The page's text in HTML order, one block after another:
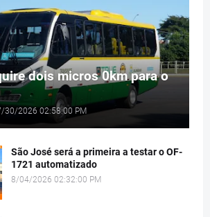
dois micros 0km para o
30/2026 02:58:00 PM
São José será a primeira a testar o OF-
1721 automatizado
8/04/2026 02:32:00 PM